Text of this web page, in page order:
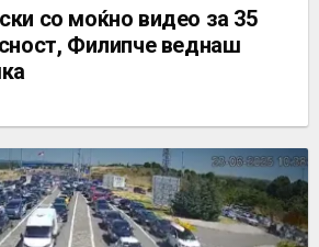
со моќно видео за 35
Филипче веднаш